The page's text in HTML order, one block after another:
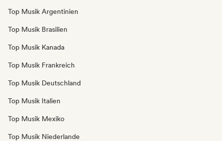
Top Musik Argentinien
Top Musik Brasilien
Top Musik Kanada
Top Musik Frankreich
Top Musik Deutschland
Top Musik Italien
Top Musik Mexiko
Top Musik Niederlande